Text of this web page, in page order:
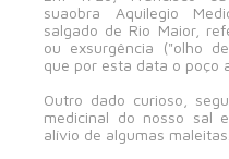
suaobra Aquilegio
salgado de Rio Maior,
ou exsurgência ("olho
que por esta data o poço
Outro dado curioso,
medicinal do nosso sal
alívio de algumas maleitas.